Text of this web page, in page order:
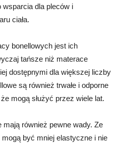
wsparcia dla pleców i
ciała.
bonellowych jest ich
tańsze niż materace
dostępnymi dla większej liczby
są również trwałe i odporne
mogą służyć przez wiele lat.
również pewne wady. Ze
być mniej elastyczne i nie